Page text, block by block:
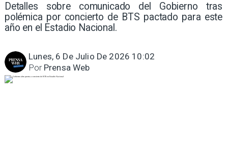
Detalles sobre comunicado del Gobierno tras
polémica por concierto de BTS pactado para este
año en el Estadio Nacional.
Lunes, 6 De Julio De 2026 10:02
Prensa Web
Por